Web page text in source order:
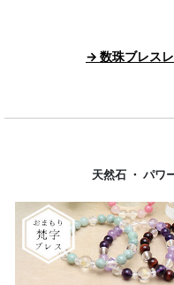
→ 数珠ブレス
天然石 ・ パワ